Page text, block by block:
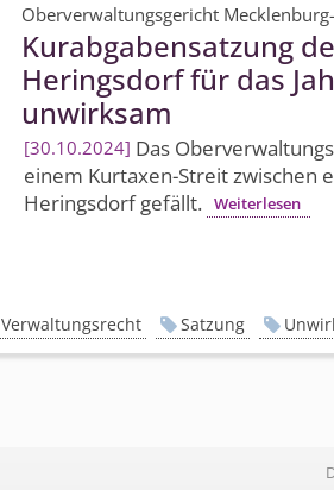
Oberverwaltungsgericht
Kurabgabensatzung
Heringsdorf für das
unwirksam
30.10.2024 Das
einem Kurtaxen-Streit zwischen
Heringsdorf gefällt. Weiterlesen
Verwaltungsrecht Satzung